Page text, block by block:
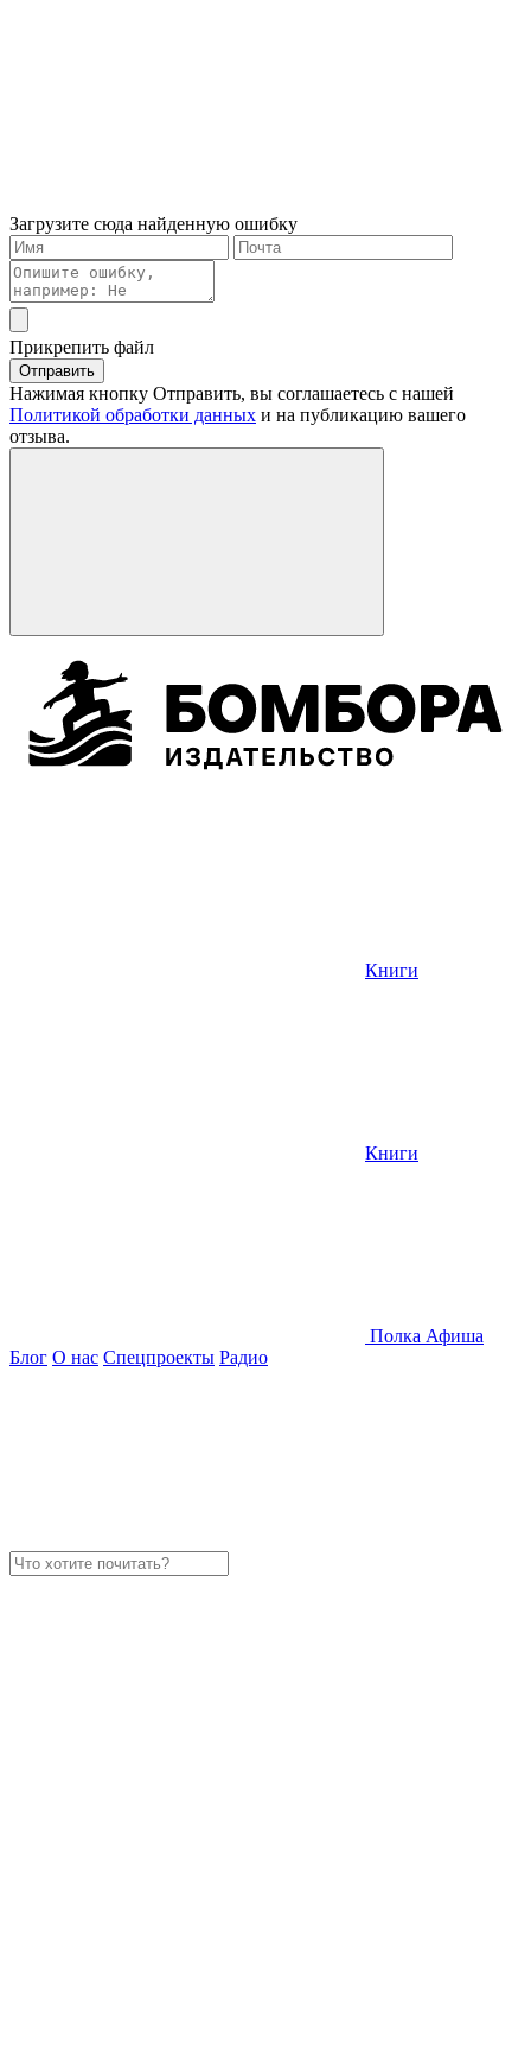
Загрузите сюда найденную ошибку
Прикрепить файл
Отправить
Нажимая кнопку Отправить, вы соглашаетесь с нашей
Политикой обработки данных и на публикацию вашего
отзыва.
Книги
Книги
Полка Афиша
Блог О нас Спецпроекты Радио